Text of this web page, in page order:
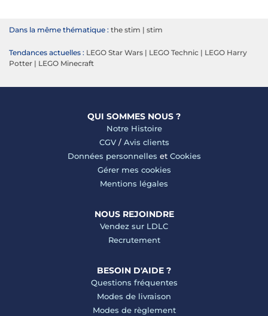
Dans la même thématique : the stim | stim
Tendances actuelles : LEGO Star Wars | LEGO Technic | LEGO Harry
Potter | LEGO Minecraft
QUI SOMMES NOUS ?
Notre Histoire
CGV/ Avis clients
Données personnelles et Cookies
Gérer mes cookies
Mentions légales
NOUS REJOINDRE
Vendez sur LDLC
Recrutement
BESOIN D'AIDE ?
Questions fréquentes
Modes de livraison
Modes de règlement